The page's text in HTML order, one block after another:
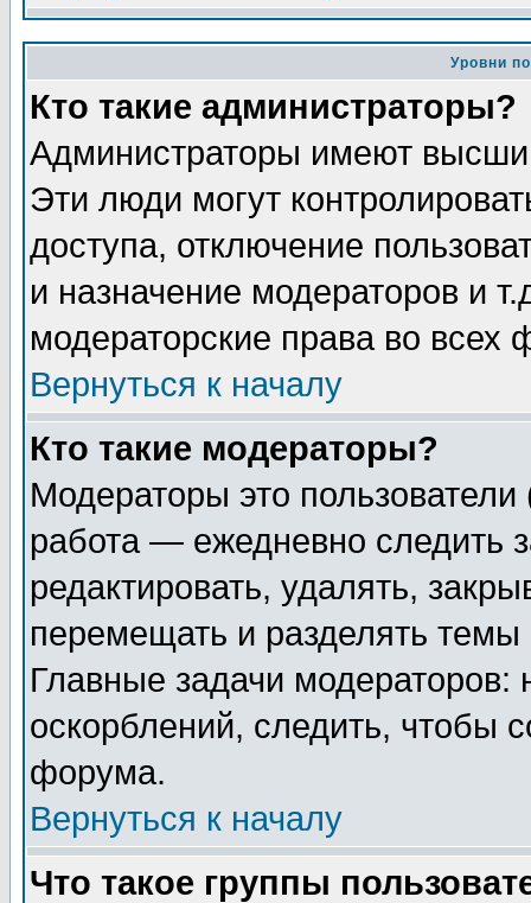
Уровни
Кто такие администраторы?
Администраторы имеют
Эти люди могут
доступа, отключение
и назначение модераторов и
модераторские права во всех
Вернуться к началу
Кто такие модераторы?
Модераторы это
работа — ежедневно следить
редактировать, удалять,
перемещать и разделять
Главные задачи
оскорблений, следить, чтобы
форума.
Вернуться к началу
Что такое группы